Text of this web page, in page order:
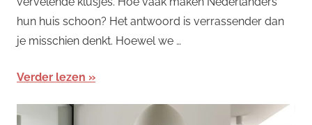
hun huis schoon? Het antwoord is verrassender dan
je misschien denkt. Hoewel we …
Verder lezen